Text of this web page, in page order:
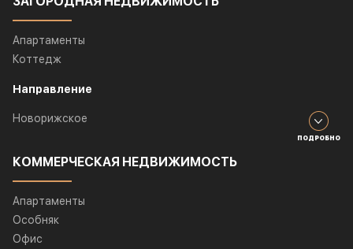
Апартаменты
Коттедж
Направление
Новорижское
ПОДРОБНО
КОММЕРЧЕСКАЯ НЕДВИЖИМОСТЬ
Апартаменты
Особняк
Офис